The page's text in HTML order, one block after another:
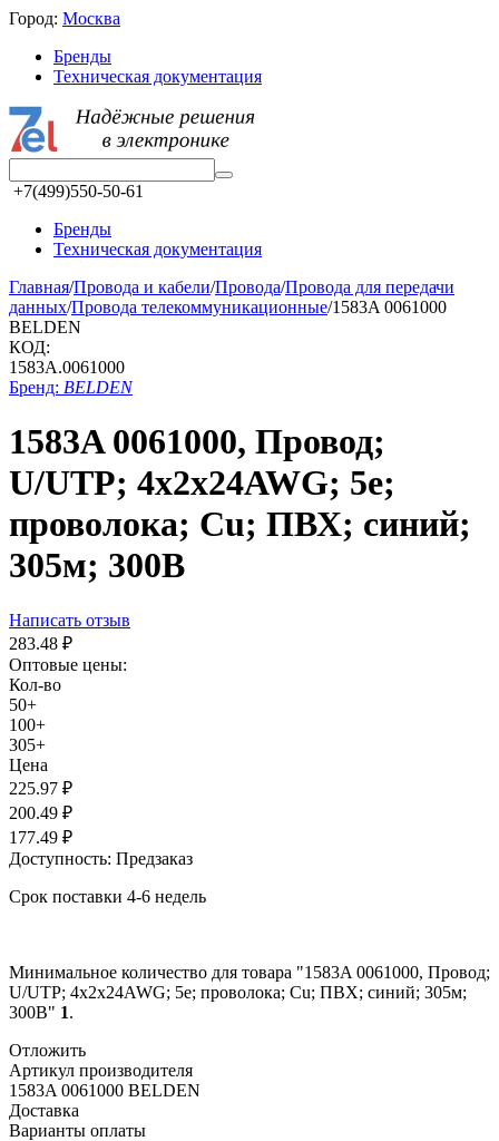
Город: Москва
Бренды
Техническая документация
+7(499)550-50-61
Бренды
Техническая документация
Главная/Провода и кабели/Провода/Провода для передачи
данных/Провода телекоммуникационные/1583A 0061000
BELDEN
КОД:
1583A.0061000
Бренд: BELDEN
1583A 0061000, Провод;
U/UTP; 4x2x24AWG; 5e;
проволока; Cu; ПВХ; синий;
305м; 300В
Написать отзыв
283.48 ₽
Оптовые цены:
Кол-во
50+
100+
305+
Цена
225.97 ₽
200.49 ₽
177.49 ₽
Доступность: Предзаказ
Срок поставки 4-6 недель
Минимальное количество для товара "1583A 0061000, Провод;
U/UTP; 4x2x24AWG; 5e; проволока; Cu; ПВХ; синий; 305м;
300В" 1.
Отложить
Артикул производителя
1583A 0061000 BELDEN
Доставка
Варианты оплаты